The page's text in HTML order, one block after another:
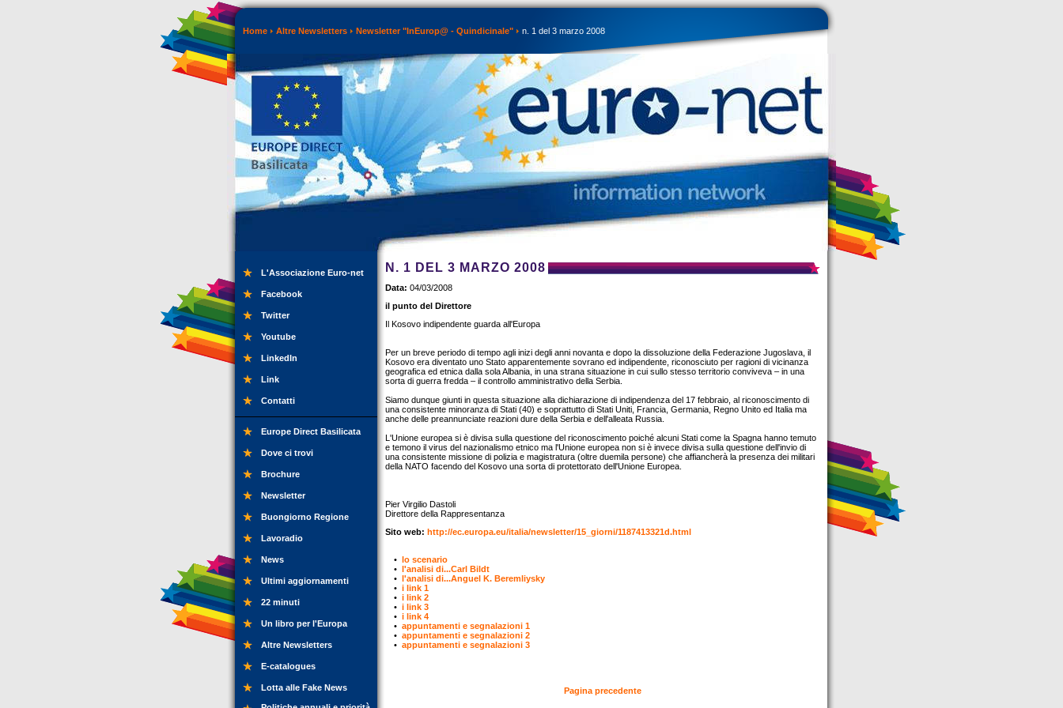
Home Altre Newsletters Newsletter "InEurop@ - Quindicinale" n. 1 del 3 marzo 2008
L'Associazione Euro-net
Facebook
Twitter
Youtube
LinkedIn
Link
Contatti
Europe Direct Basilicata
Dove ci trovi
Brochure
Newsletter
Buongiorno Regione
Lavoradio
News
Ultimi aggiornamenti
22 minuti
Un libro per l'Europa
Altre Newsletters
E-catalogues
Lotta alle Fake News
N. 1 DEL 3 MARZO 2008
Data: 04/03/2008
il punto del Direttore
Il Kosovo indipendente guarda all'Europa
Per un breve periodo di tempo agli inizi degli anni novanta e dopo la dissoluzione della Federazione Jugoslava, il
Kosovo era diventato uno Stato apparentemente sovrano ed indipendente, riconosciuto per ragioni di vicinanza
geografica ed etnica dalla sola Albania, in una strana situazione in cui sullo stesso territorio conviveva – in una
sorta di guerra fredda – il controllo amministrativo della Serbia.
Siamo dunque giunti in questa situazione alla dichiarazione di indipendenza del 17 febbraio, al riconoscimento di
una consistente minoranza di Stati (40) e soprattutto di Stati Uniti, Francia, Germania, Regno Unito ed Italia ma
anche delle preannunciate reazioni dure della Serbia e dell'alleata Russia.
L'Unione europea si è divisa sulla questione del riconoscimento poiché alcuni Stati come la Spagna hanno temuto
e temono il virus del nazionalismo etnico ma l'Unione europea non si è invece divisa sulla questione dell'invio di
una consistente missione di polizia e magistratura (oltre duemila persone) che affiancherà la presenza dei militari
della NATO facendo del Kosovo una sorta di protettorato dell'Unione Europea.
Pier Virgilio Dastoli
Direttore della Rappresentanza
Sito web: http://ec.europa.eu/italia/newsletter/15_giorni/1187413321d.html
• lo scenario
• l'analisi di...Carl Bildt
• l'analisi di...Anguel K. Beremliysky
• i link 1
• i link 2
• i link 3
• i link 4
• appuntamenti e segnalazioni 1
• appuntamenti e segnalazioni 2
• appuntamenti e segnalazioni 3
Pagina precedente